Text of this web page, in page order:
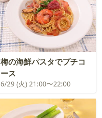
梅の海鮮パスタでプチコ
ース
6/29 (火) 21:00〜22:00